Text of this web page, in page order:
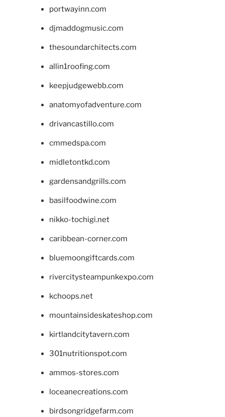
portwayinn.com
djmaddogmusic.com
thesoundarchitects.com
allin1roofing.com
keepjudgewebb.com
anatomyofadventure.com
drivancastillo.com
cmmedspa.com
midletontkd.com
gardensandgrills.com
basilfoodwine.com
nikko-tochigi.net
caribbean-corner.com
bluemoongiftcards.com
rivercitysteampunkexpo.com
kchoops.net
mountainsideskateshop.com
kirtlandcitytavern.com
301nutritionspot.com
ammos-stores.com
loceanecreations.com
birdsongridgefarm.com